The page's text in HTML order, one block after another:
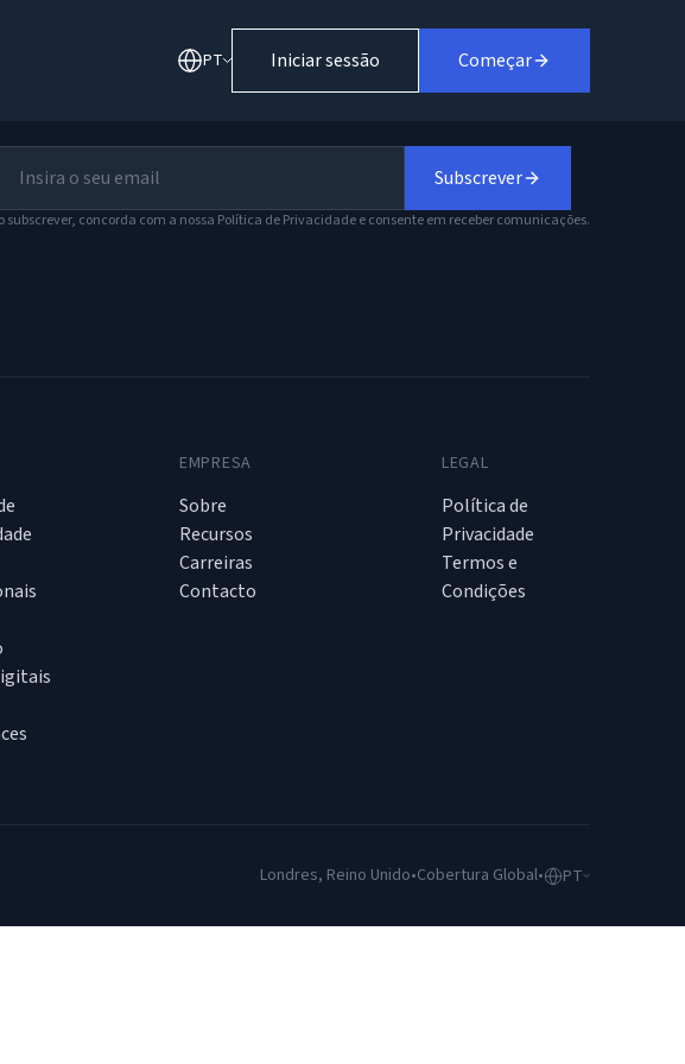
PT Iniciar sessão Começar
Subscrever
subscrever, concorda com a nossa Política de Privacidade e consente em receber comunicações.
EMPRESA
Sobre
Recursos
Carreiras
Contacto
LEGAL
Política de
Privacidade
Termos e
Condições
Londres, Reino Unido•Cobertura Global• PT